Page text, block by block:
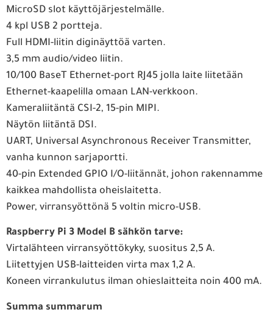
MicroSD slot käyttöjärjestelmälle.
4 kpl USB 2 portteja.
Full HDMI-liitin diginäyttöä varten.
3,5 mm audio/video liitin.
10/100 BaseT Ethernet-port RJ45 jolla laite liitetään
Ethernet-kaapelilla omaan LAN-verkkoon.
Kameraliitäntä CSI-2, 15-pin MIPI.
Näytön liitäntä DSI.
UART, Universal Asynchronous Receiver Transmitter,
vanha kunnon sarjaportti.
40-pin Extended GPIO I/O-liitännät, johon rakennamme
kaikkea mahdollista oheislaitetta.
Power, virransyöttönä 5 voltin micro-USB.
Raspberry Pi 3 Model B sähkön tarve:
Virtalähteen virransyöttökyky, suositus 2,5 A.
Liitettyjen USB-laitteiden virta max 1,2 A.
Koneen virrankulutus ilman ohieslaitteita noin 400 mA.
Summa summarum